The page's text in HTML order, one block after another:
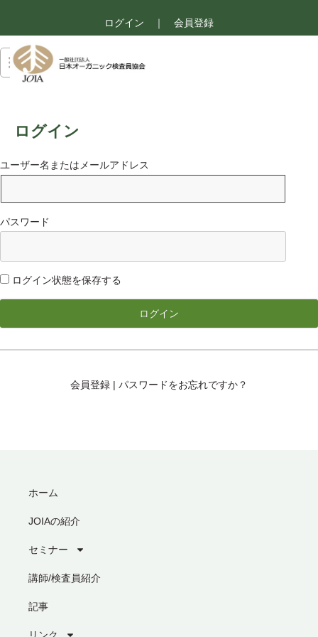
ログイン ｜ 会員登録
ログイン
ユーザー名またはメールアドレス
パスワード
ログイン状態を保存する
会員登録 | パスワードをお忘れですか？
ホーム
JOIAの紹介
セミナー
講師/検査員紹介
記事